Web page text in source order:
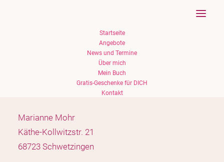
Startseite
Angebote
News und Termine
Über mich
Mein Buch
Gratis-Geschenke für DICH
Kontakt
Inhaltlich Verantwortliche:
Marianne Mohr
Marianne Mohr
Käthe-Kollwitzstr. 21
68723 Schwetzingen